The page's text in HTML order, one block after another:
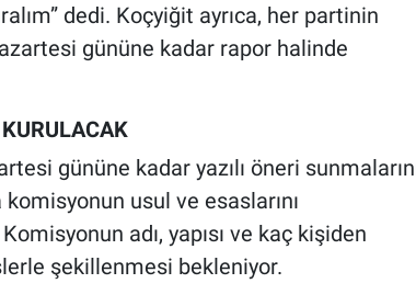
dedi. Koçyiğit ayrıca, her partinin
gününe kadar rapor halinde
gününe kadar yazılı öneri
usul ve esaslarını
adı, yapısı ve kaç kişiden
şekillenmesi bekleniyor.